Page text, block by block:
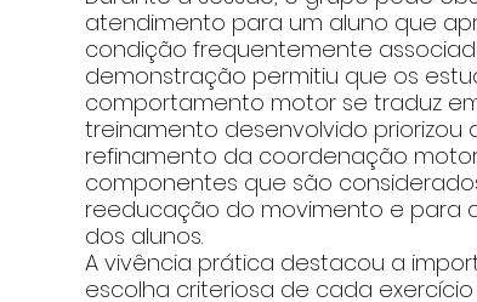
atendimento para um aluno que
condição frequentemente
demonstração permitiu que os
comportamento motor se traduz
treinamento desenvolvido priorizou
refinamento da coordenação
componentes que são
reeducação do movimento e para
dos alunos.
A vivência prática destacou a
escolha criteriosa de cada